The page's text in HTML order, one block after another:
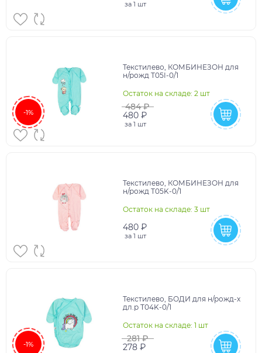
за 1 шт
-1%
Текстилево, КОМБИНЕЗОН для
н/рожд T05I-0/1
Остаток на складе: 2 шт
484 ₽
480 ₽
за 1 шт
Текстилево, КОМБИНЕЗОН для
н/рожд T05K-0/1
Остаток на складе: 3 шт
480 ₽
за 1 шт
-1%
Текстилево, БОДИ для н/рожд-х
дл.р T04K-0/1
Остаток на складе: 1 шт
281 ₽
278 ₽